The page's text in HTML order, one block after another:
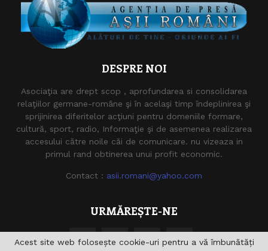
DESPRE NOI
Asociaţia are drept scop , aprofundarea si consolidarea
relaţiilor germane-române şi în acelaşi timp îndeplinirea şi
sprijinirea diferitelor acţiuni pentru domeniile formare,
cultură, sport, radio, Informaţie şi de asemenea realizarea
accesului către noile căi de comunicare. nu vizeaza in
primul rand obtinerea unui profit economic.
Contact : asii.romani@yahoo.com
URMĂREȘTE-NE
Acest site web folosește cookie-uri pentru a vă îmbunătăți